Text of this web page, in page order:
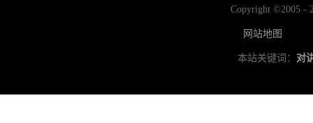
Copyright ©2005 -
网站地图
本站关键词： 对